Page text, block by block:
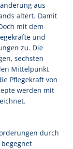
aus
altert. Damit
mit dem
und
zu. Die
sechsten
Mittelpunkt
Pflegekraft von
werden mit
durch